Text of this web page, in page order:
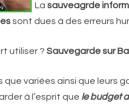
La sauveagrde
sont dues à des erreurs
utiliser ? Sauvegarde sur
que variées ainsi que
à l’esprit que le budget